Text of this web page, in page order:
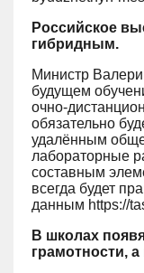
Российское
гибридным.
Министр
будущем
очно-
обязательно
удалённым
лабораторные
составным
всегда будет
данным https://
В школах
грамотности, а